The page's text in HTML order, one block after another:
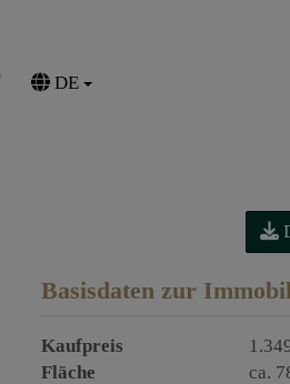
DE
Basisdaten zur
Kaufpreis
Fläche
ca.